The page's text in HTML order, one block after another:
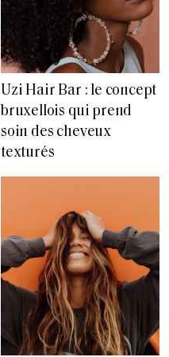
Uzi Hair Bar : le concept
bruxellois qui prend
soin des cheveux
texturés